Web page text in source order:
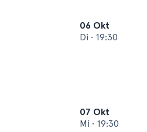
06 Okt
Di • 19:30
07 Okt
Mi • 19:30